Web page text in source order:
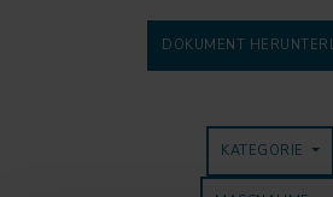
DOKUMENT
KATEGORIE